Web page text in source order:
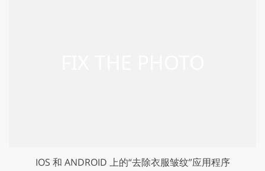
IOS 和 ANDROID 上的“去除衣服皱纹”应用程序